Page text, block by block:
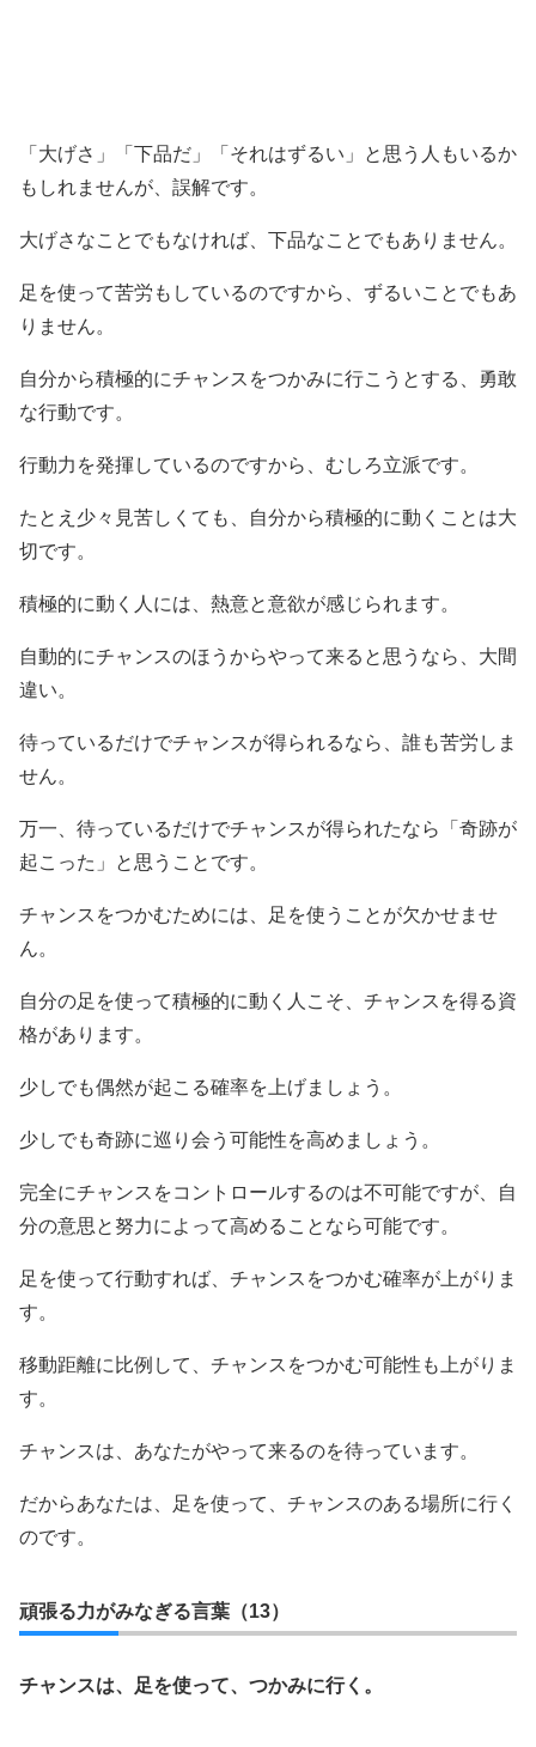
「大げさ」「下品だ」「それはずるい」と思う人もいるか
もしれませんが、誤解です。
大げさなことでもなければ、下品なことでもありません。
足を使って苦労もしているのですから、ずるいことでもあ
りません。
自分から積極的にチャンスをつかみに行こうとする、勇敢
な行動です。
行動力を発揮しているのですから、むしろ立派です。
たとえ少々見苦しくても、自分から積極的に動くことは大
切です。
積極的に動く人には、熱意と意欲が感じられます。
自動的にチャンスのほうからやって来ると思うなら、大間
違い。
待っているだけでチャンスが得られるなら、誰も苦労しま
せん。
万一、待っているだけでチャンスが得られたなら「奇跡が
起こった」と思うことです。
チャンスをつかむためには、足を使うことが欠かせませ
ん。
自分の足を使って積極的に動く人こそ、チャンスを得る資
格があります。
少しでも偶然が起こる確率を上げましょう。
少しでも奇跡に巡り会う可能性を高めましょう。
完全にチャンスをコントロールするのは不可能ですが、自
分の意思と努力によって高めることなら可能です。
足を使って行動すれば、チャンスをつかむ確率が上がりま
す。
移動距離に比例して、チャンスをつかむ可能性も上がりま
す。
チャンスは、あなたがやって来るのを待っています。
だからあなたは、足を使って、チャンスのある場所に行く
のです。
頑張る力がみなぎる言葉（13）
チャンスは、足を使って、つかみに行く。